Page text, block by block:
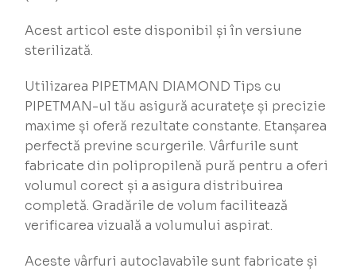
Acest articol este disponibil și în versiune
sterilizată.
Utilizarea PIPETMAN DIAMOND Tips cu
PIPETMAN-ul tău asigură acuratețe și precizie
maxime și oferă rezultate constante. Etanșarea
perfectă previne scurgerile. Vârfurile sunt
fabricate din polipropilenă pură pentru a oferi
volumul corect și a asigura distribuirea
completă. Gradările de volum facilitează
verificarea vizuală a volumului aspirat.
Aceste vârfuri autoclavabile sunt fabricate și